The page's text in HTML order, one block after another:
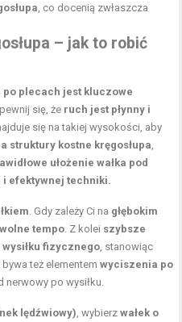
, co docenią zwłaszcza
– jak to robić
po plecach jest kluczowe
się, że ruch jest płynny i
się na takiej wysokości, aby
struktury kostne kręgosłupa
ułożenie wałka pod
efektywnej techniki.
. Gdy zależy Ci na głębokim
tempo . Z kolei szybsze
fizycznego , stanowiąc
bywa też elementemwyciszenia po
nerwowy po wysiłku.
lędźwiowy) , wybierzwałek o